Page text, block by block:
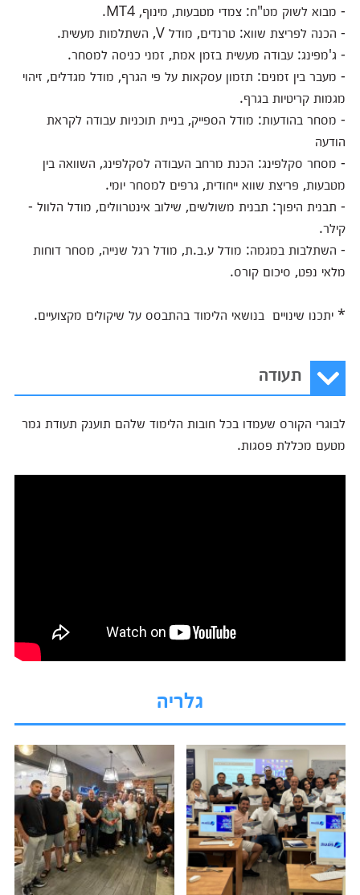
- מבוא לשוק מט"ח: צמדי מטבעות, מינוף, MT4.
- הכנה לפריצת שווא: טרנדים, מודל V, השתלמות מעשית.
- ג'מפינג: עבודה מעשית בזמן אמת, זמני כניסה למסחר.
- מעבר בין זמנים: תזמון עסקאות על פי הגרף, מודל מגדלים, זיהוי
מגמות קריטיות בגרף.
- מסחר בהודעות: מודל הספייק, בניית תוכניות עבודה לקראת
הודעה
- מסחר סקלפינג: הכנת מרחב העבודה לסקלפינג, השוואה בין
מטבעות, פריצת שווא ייחודית, גרפים למסחר יומי.
- תבנית היפוך: תבנית משולשים, שילוב אינטרוולים, מודל הלוול -
קילר.
- השתלבות במגמה: מודל ע.ב.ת, מודל רגל שנייה, מסחר דוחות
מלאי נפט, סיכום קורס.
* יתכנו שינויים בנושאי הלימוד בהתבסס על שיקולים מקצועיים.
תעודה
לבוגרי הקורס שעמדו בכל חובות הלימוד שלהם תוענק תעודת גמר
מטעם מכללת פסגות.
גלריה